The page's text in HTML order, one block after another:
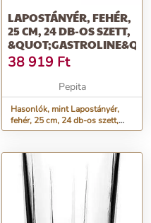
LAPOSTÁNYÉR, FEHÉR,
25 CM, 24 DB-OS SZETT,
38 919 Ft
Pepita
Hasonlók, mint Lapostányér,
fehér, 25 cm, 24 db-os szett,
&quot;GastroLine&quot;